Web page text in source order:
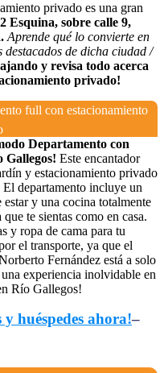
privado es una gran
Esquina, sobre calle 9,
Aprende qué lo convierte en
destacados de dicha ciudad /
y revisa todo acerca
privado!
full con estacionamiento
Departamento con
Gallegos! Este encantador
y estacionamiento privado
departamento incluye un
y una cocina totalmente
te sientas como en casa.
y ropa de cama para tu
el transporte, ya que el
Fernández está a solo
experiencia inolvidable en
Río Gallegos!
huéspedes ahora!–